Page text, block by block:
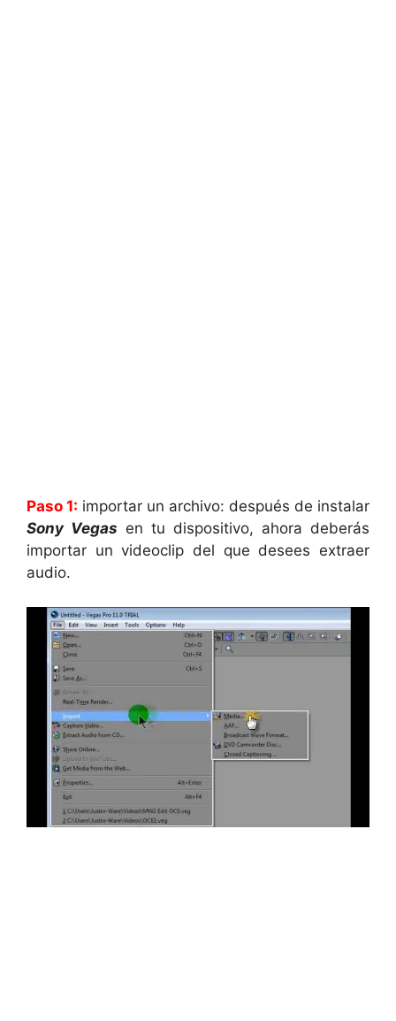
Paso 1: importar un archivo: después de instalar
Sony Vegas en tu dispositivo, ahora deberás
importar un videoclip del que desees extraer
audio.